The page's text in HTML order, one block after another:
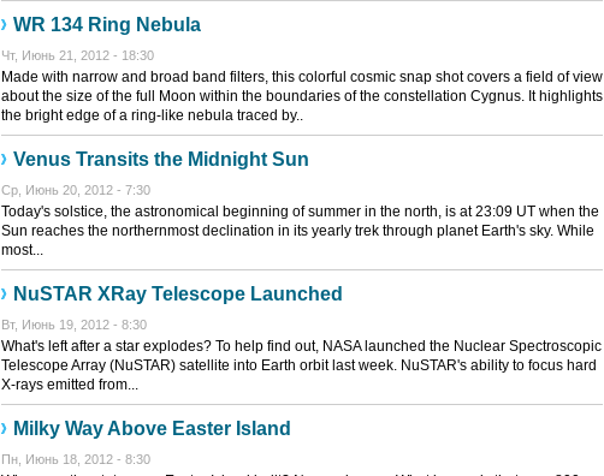
WR 134 Ring Nebula
Чт, Июнь 21, 2012 - 18:30
Made with narrow and broad band filters, this colorful cosmic snap shot covers a field of view
about the size of the full Moon within the boundaries of the constellation Cygnus. It highlights
the bright edge of a ring-like nebula traced by..
Venus Transits the Midnight Sun
Ср, Июнь 20, 2012 - 7:30
Today's solstice, the astronomical beginning of summer in the north, is at 23:09 UT when the
Sun reaches the northernmost declination in its yearly trek through planet Earth's sky. While
most...
NuSTAR XRay Telescope Launched
Вт, Июнь 19, 2012 - 8:30
What's left after a star explodes? To help find out, NASA launched the Nuclear Spectroscopic
Telescope Array (NuSTAR) satellite into Earth orbit last week. NuSTAR's ability to focus hard
X-rays emitted from...
Milky Way Above Easter Island
Пн, Июнь 18, 2012 - 8:30